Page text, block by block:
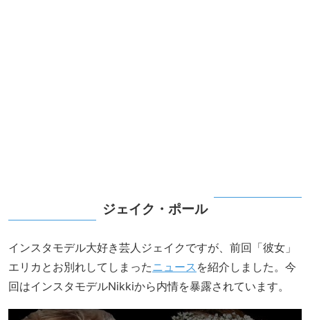
ジェイク・ポール
インスタモデル大好き芸人ジェイクですが、前回「彼女」
エリカとお別れしてしまったニュース を紹介しました。今
回はインスタモデルNikkiから内情を暴露されています。